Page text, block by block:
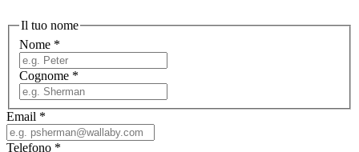
Il tuo nome
Nome *
Cognome *
Email *
Telefono *